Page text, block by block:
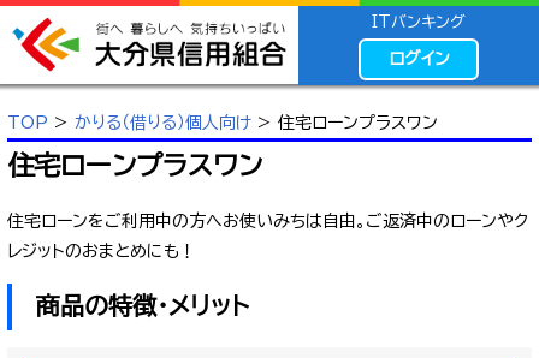
ITバンキング
ログイン
TOP > かりる（借りる）個人向け > 住宅ローンプラスワン
住宅ローンプラスワン
住宅ローンをご利用中の方へお使いみちは自由。ご返済中のローンやク
レジットのおまとめにも！
商品の特徴・メリット